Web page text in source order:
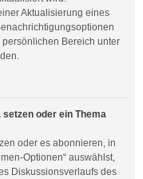
Aktualisierung eines
Bereich unter
oder ein Thema
oder es abonnieren, in
Optionen“ auswählst,
Diskussionsverlaufs des